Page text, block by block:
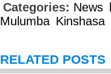
Categories: News
Mulumba Kinshasa
RELATED POSTS